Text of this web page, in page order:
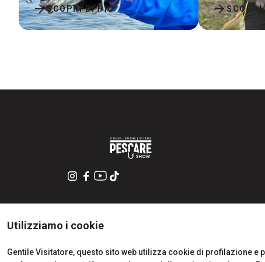
SCOPRI DI PIÙ
arrow_forward SCOPRI
arrow_forward
Utilizziamo i cookie
Gentile Visitatore, questo sito web utilizza cookie di profilazione